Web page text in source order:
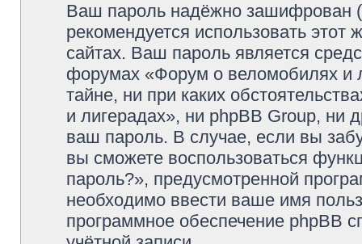
Ваш пароль надёжно зашифрован
рекомендуется использовать этот
сайтах. Ваш пароль является
форумах «Форум о веломобилях и
тайне, ни при каких
и лигерадах», ни phpBB Group, ни
ваш пароль. В случае, если вы
вы сможете воспользоваться
пароль?», предусмотренной
необходимо ввести ваше имя
программное обеспечение phpBB